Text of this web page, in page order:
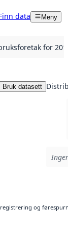
data Meny
for
Bruk datasett
og